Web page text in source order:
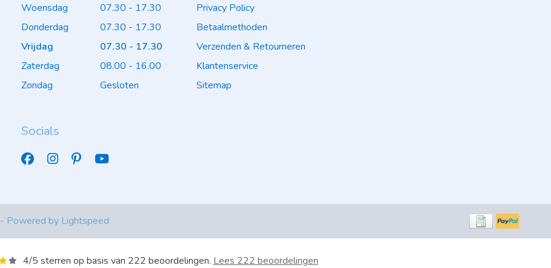
Woensdag
07.30 - 17.30
Donderdag
07.30 - 17.30
Vrijdag
07.30 - 17.30
Zaterdag
08.00 - 16.00
Zondag
Gesloten
Socials
Privacy Policy
Betaalmethoden
Verzenden & Retourneren
Klantenservice
Sitemap
- Powered by Lightspeed
4/5 sterren op basis van 222 beoordelingen.Lees 222 beoordelingen